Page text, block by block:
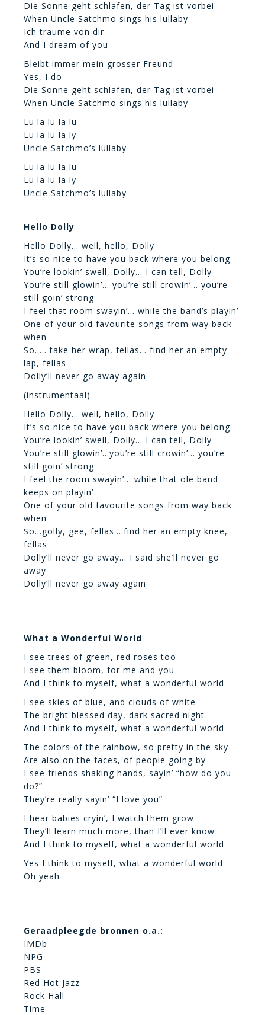
Die Sonne geht schlafen, der Tag ist vorbei
When Uncle Satchmo sings his lullaby
Ich traume von dir
And I dream of you
Bleibt immer mein grosser Freund
Yes, I do
Die Sonne geht schlafen, der Tag ist vorbei
When Uncle Satchmo sings his lullaby
Lu la lu la lu
Lu la lu la ly
Uncle Satchmo’s lullaby
Lu la lu la lu
Lu la lu la ly
Uncle Satchmo’s lullaby
Hello Dolly
Hello Dolly… well, hello, Dolly
It’s so nice to have you back where you belong
You’re lookin’ swell, Dolly… I can tell, Dolly
You’re still glowin’… you’re still crowin’… you’re
still goin’ strong
I feel that room swayin’… while the band’s playin’
One of your old favourite songs from way back
when
So….. take her wrap, fellas… find her an empty
lap, fellas
Dolly’ll never go away again
(instrumentaal)
Hello Dolly… well, hello, Dolly
It’s so nice to have you back where you belong
You’re lookin’ swell, Dolly… I can tell, Dolly
You’re still glowin’…you’re still crowin’… you’re
still goin’ strong
I feel the room swayin’… while that ole band
keeps on playin’
One of your old favourite songs from way back
when
So…golly, gee, fellas….find her an empty knee,
fellas
Dolly’ll never go away… I said she’ll never go
away
Dolly’ll never go away again
What a Wonderful World
I see trees of green, red roses too
I see them bloom, for me and you
And I think to myself, what a wonderful world
I see skies of blue, and clouds of white
The bright blessed day, dark sacred night
And I think to myself, what a wonderful world
The colors of the rainbow, so pretty in the sky
Are also on the faces, of people going by
I see friends shaking hands, sayin’ “how do you
do?”
They’re really sayin’ “I love you”
I hear babies cryin’, I watch them grow
They’ll learn much more, than I’ll ever know
And I think to myself, what a wonderful world
Yes I think to myself, what a wonderful world
Oh yeah
Geraadpleegde bronnen o.a.:
IMDb
NPG
PBS
Red Hot Jazz
Rock Hall
Time